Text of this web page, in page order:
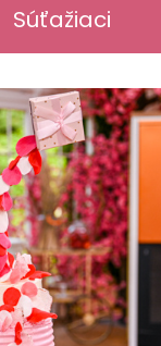
Súťažiaci